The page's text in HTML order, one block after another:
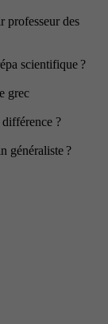
professeur des
scientifique ?
grec
?
généraliste ?